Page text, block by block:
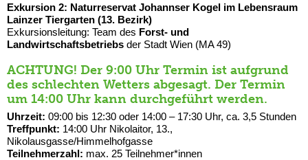
Exkursion 2: Naturreservat Johannser Kogel im Lebensraum
Lainzer Tiergarten (13. Bezirk)
Exkursionsleitung: Team des Forst- und
Landwirtschaftsbetriebs der Stadt Wien (MA 49)
ACHTUNG! Der 9:00 Uhr Termin ist aufgrund
des schlechten Wetters abgesagt. Der Termin
um 14:00 Uhr kann durchgeführt werden.
Uhrzeit: 09:00 bis 12:30 oder 14:00 – 17:30 Uhr, ca. 3,5 Stunden
Treffpunkt: 14:00 Uhr Nikolaitor, 13.,
Nikolausgasse/Himmelhofgasse
Teilnehmerzahl: max. 25 Teilnehmer*innen